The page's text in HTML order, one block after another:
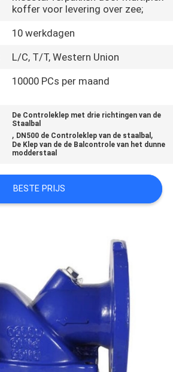
koffer voor levering over zee;
10 werkdagen
L/C, T/T, Western Union
10000 PCs per maand
De Controleklep met drie richtingen van de
Staalbal
, DN500 de Controleklep van de staalbal ,
De Klep van de de Balcontrole van het dunne
modderstaal
BESTE PRIJS